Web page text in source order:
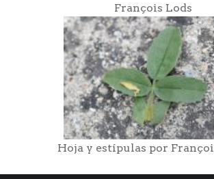
François Lods
Hoja y estípulas por